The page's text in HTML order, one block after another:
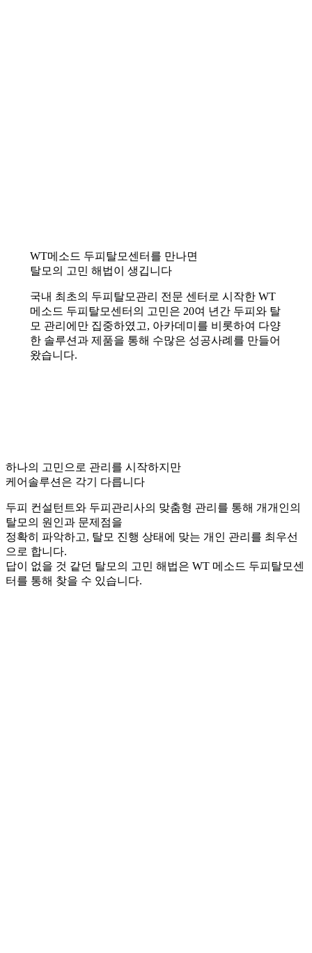
WT메소드 두피탈모센터를 만나면
탈모의 고민 해법이 생깁니다
국내 최초의 두피탈모관리 전문 센터로 시작한 WT
메소드 두피탈모센터의 고민은 20여 년간 두피와 탈
모 관리에만 집중하였고, 아카데미를 비롯하여 다양
한 솔루션과 제품을 통해 수많은 성공사례를 만들어
왔습니다.
하나의 고민으로 관리를 시작하지만
케어솔루션은 각기 다릅니다
두피 컨설턴트와 두피관리사의 맞춤형 관리를 통해 개개인의
탈모의 원인과 문제점을
정확히 파악하고, 탈모 진행 상태에 맞는 개인 관리를 최우선
으로 합니다.
답이 없을 것 같던 탈모의 고민 해법은 WT 메소드 두피탈모센
터를 통해 찾을 수 있습니다.